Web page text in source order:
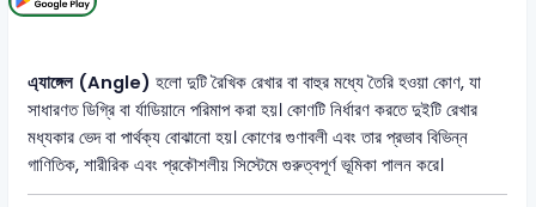
এ্যাঙ্গেল (Angle) হলো দুটি রৈখিক রেখার বা বাহুর মধ্যে তৈরি হওয়া কোণ, যা
সাধারণত ডিগ্রি বা র্যাডিয়ানে পরিমাপ করা হয়। কোণটি নির্ধারণ করতে দুইটি রেখার
মধ্যকার ভেদ বা পার্থক্য বোঝানো হয়। কোণের গুণাবলী এবং তার প্রভাব বিভিন্ন
গাণিতিক, শারীরিক এবং প্রকৌশলীয় সিস্টেমে গুরুত্বপূর্ণ ভূমিকা পালন করে।